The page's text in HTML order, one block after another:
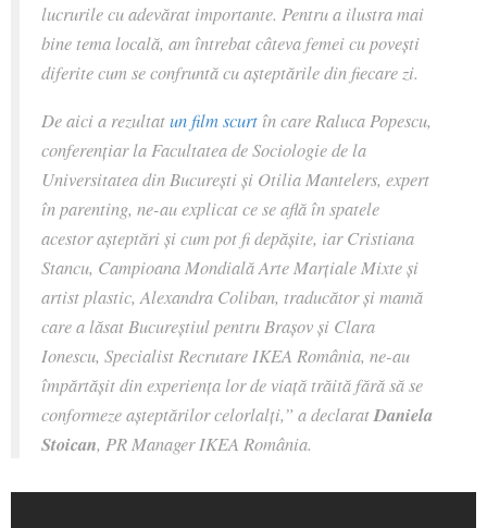
lucrurile cu adevărat importante. Pentru a ilustra mai
bine tema locală, am întrebat câteva femei cu povești
diferite cum se confruntă cu așteptările din fiecare zi.
De aici a rezultatun film scurt în care Raluca Popescu,
conferențiar la Facultatea de Sociologie de la
Universitatea din București și Otilia Mantelers, expert
în parenting, ne-au explicat ce se află în spatele
acestor așteptări și cum pot fi depășite, iar Cristiana
Stancu, Campioana Mondială Arte Marțiale Mixte și
artist plastic, Alexandra Coliban, traducător și mamă
care a lăsat Bucureștiul pentru Brașov și Clara
Ionescu, Specialist Recrutare IKEA România, ne-au
împărtășit din experiența lor de viață trăită fără să se
conformeze așteptărilor celorlalți,” a declaratDaniela
Stoican, PR Manager IKEA România.